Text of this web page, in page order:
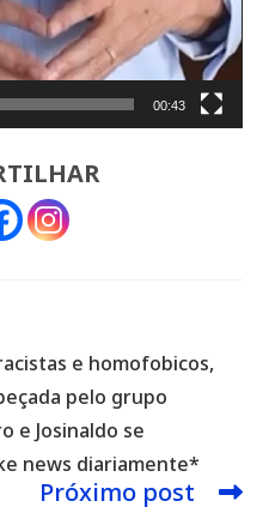
00:43
e homofobicos,
pelo grupo
e Josinaldo se
news diariamente*
Próximo post